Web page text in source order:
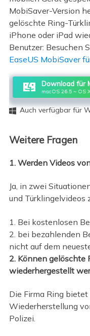
MobiSaver-Version
gelöschte Ring-
iPhone oder iPad
Benutzer: Besuchen
EaseUS MobiSaver
Download für
macOS 26.5 ~ OS
 Auch verfügbar für
Weitere Fragen
1. Werden Videos
Ja, in zwei
und Türklingelvideos
1. Bei kostenlosen
2. bei bezahlenden
nicht auf dem
2. Können gelöschte
wiederhergestellt
Die Firma Ring
Wiederherstellung
Polizei.